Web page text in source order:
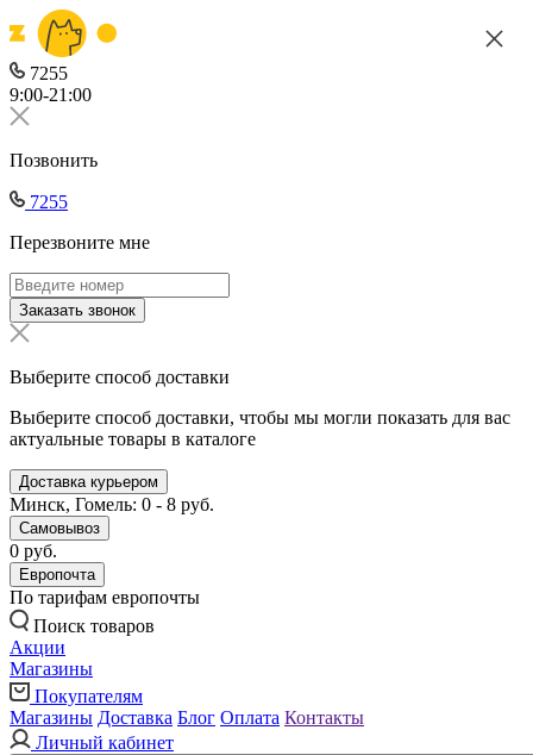
7255
9:00-21:00
Позвонить
7255
Перезвоните мне
Заказать звонок
Выберите способ доставки
Выберите способ доставки, чтобы мы могли показать для вас
актуальные товары в каталоге
Доставка курьером
Минск, Гомель: 0 - 8 руб.
Самовывоз
0 руб.
Европочта
По тарифам европочты
Поиск товаров
Акции
Магазины
Покупателям
Магазины Доставка Блог Оплата Контакты
Личный кабинет